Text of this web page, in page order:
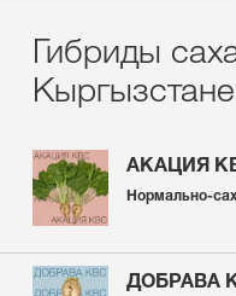
Гибриды
Кыргызстане
АКАЦИЯ
Нормально-
ДОБРАВА